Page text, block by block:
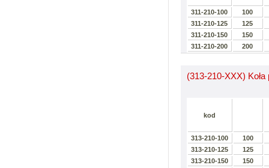
311-210-100
100
311-210-125
125
311-210-150
150
311-210-200
200
(313-210-XXX)
kod
313-210-100
100
313-210-125
125
313-210-150
150